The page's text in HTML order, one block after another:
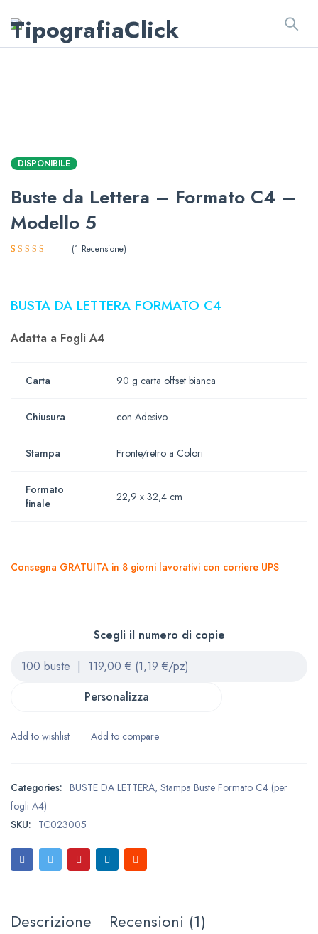
DISPONIBILE
Buste da Lettera – Formato C4 –
Modello 5
recensioni
1 Recensione
BUSTA DA LETTERA FORMATO C4
Adatta a Fogli A4
Carta 90 g carta offset bianca
Chiusura con Adesivo
Stampa Fronte/retro a Colori
Formato
finale
22,9 x 32,4 cm
Consegna GRATUITA in 8 giorni lavorativi con corriere UPS
Scegli il numero di copie
Personalizza
Categories: BUSTE DA LETTERA, Stampa Buste Formato C4 (per
fogli A4)
SKU: TC023005
Descrizione Recensioni (1)